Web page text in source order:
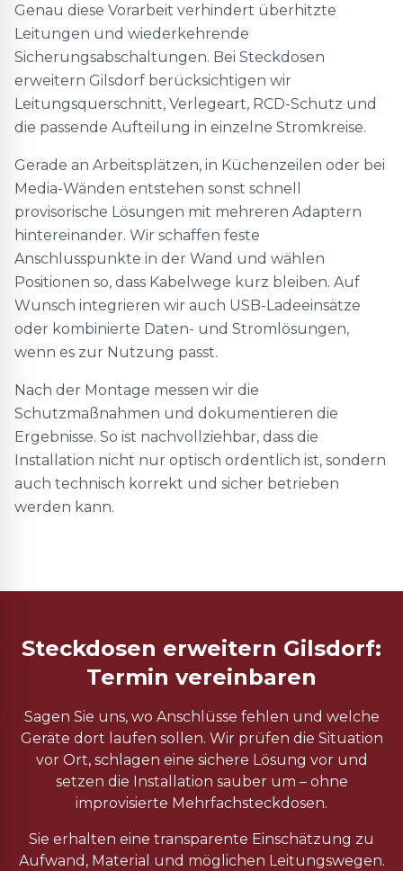
Genau diese Vorarbeit verhindert überhitzte
Leitungen und wiederkehrende
Sicherungsabschaltungen. Bei Steckdosen
erweitern Gilsdorf berücksichtigen wir
Leitungsquerschnitt, Verlegeart, RCD-Schutz und
die passende Aufteilung in einzelne Stromkreise.
Gerade an Arbeitsplätzen, in Küchenzeilen oder bei
Media-Wänden entstehen sonst schnell
provisorische Lösungen mit mehreren Adaptern
hintereinander. Wir schaffen feste
Anschlusspunkte in der Wand und wählen
Positionen so, dass Kabelwege kurz bleiben. Auf
Wunsch integrieren wir auch USB-Ladeeinsätze
oder kombinierte Daten- und Stromlösungen,
wenn es zur Nutzung passt.
Nach der Montage messen wir die
Schutzmaßnahmen und dokumentieren die
Ergebnisse. So ist nachvollziehbar, dass die
Installation nicht nur optisch ordentlich ist, sondern
auch technisch korrekt und sicher betrieben
werden kann.
Steckdosen erweitern Gilsdorf:
Termin vereinbaren
Sagen Sie uns, wo Anschlüsse fehlen und welche
Geräte dort laufen sollen. Wir prüfen die Situation
vor Ort, schlagen eine sichere Lösung vor und
setzen die Installation sauber um – ohne
improvisierte Mehrfachsteckdosen.
Sie erhalten eine transparente Einschätzung zu
Aufwand, Material und möglichen Leitungswegen.